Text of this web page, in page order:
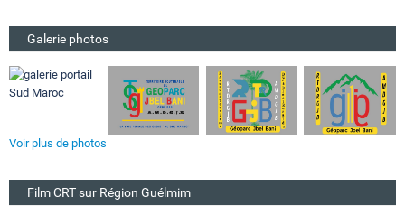
Galerie photos
Voir plus de photos
Film CRT sur Région Guélmim